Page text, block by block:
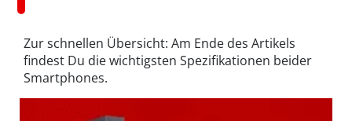
Zur schnellen Übersicht: Am Ende des Artikels
findest Du die wichtigsten Spezifikationen beider
Smartphones.